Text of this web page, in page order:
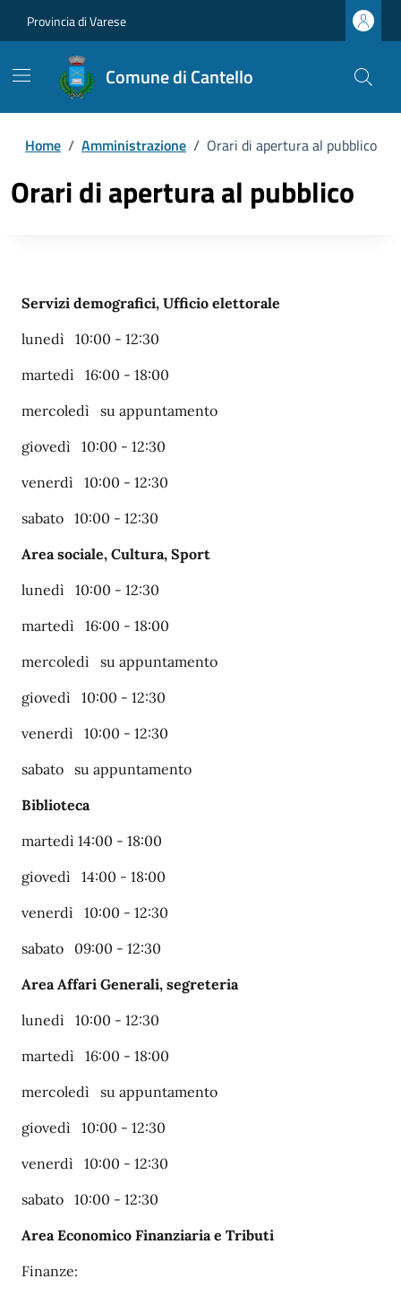
Provincia di Varese
Comune di Cantello
Home / Amministrazione / Orari di apertura al pubblico
Orari di apertura al pubblico
Servizi demografici, Ufficio elettorale
lunedì 10:00 - 12:30
martedì 16:00 - 18:00
mercoledì su appuntamento
giovedì 10:00 - 12:30
venerdì 10:00 - 12:30
sabato 10:00 - 12:30
Area sociale, Cultura, Sport
lunedì 10:00 - 12:30
martedì 16:00 - 18:00
mercoledì su appuntamento
giovedì 10:00 - 12:30
venerdì 10:00 - 12:30
sabato su appuntamento
Biblioteca
martedì 14:00 - 18:00
giovedì 14:00 - 18:00
venerdì 10:00 - 12:30
sabato 09:00 - 12:30
Area Affari Generali, segreteria
lunedì 10:00 - 12:30
martedì 16:00 - 18:00
mercoledì su appuntamento
giovedì 10:00 - 12:30
venerdì 10:00 - 12:30
sabato 10:00 - 12:30
Area Economico Finanziaria e Tributi
Finanze: